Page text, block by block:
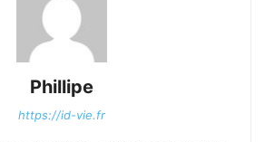
Phillipe
https://id-vie.fr